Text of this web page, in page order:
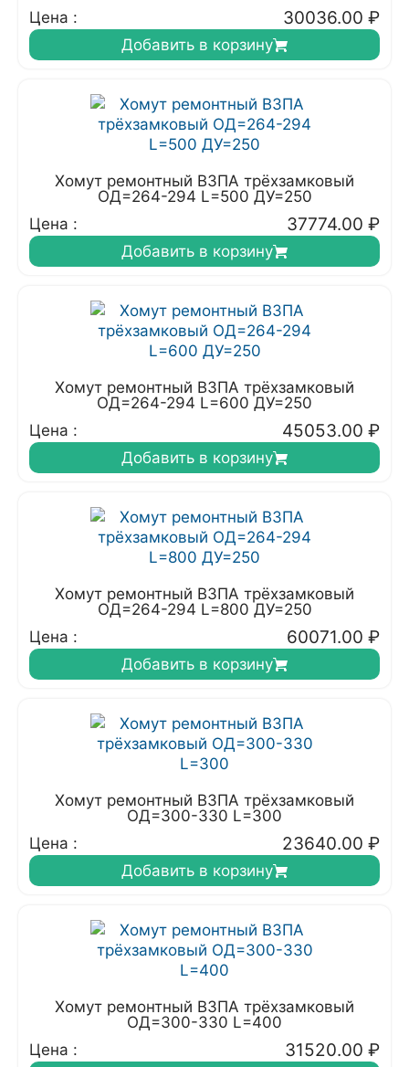
Цена :
30036.00 ₽
Добавить в корзину
Хомут ремонтный ВЗПА трёхзамковый
ОД=264-294 L=500 ДУ=250
Цена :
37774.00 ₽
Добавить в корзину
Хомут ремонтный ВЗПА трёхзамковый
ОД=264-294 L=600 ДУ=250
Цена :
45053.00 ₽
Добавить в корзину
Хомут ремонтный ВЗПА трёхзамковый
ОД=264-294 L=800 ДУ=250
Цена :
60071.00 ₽
Добавить в корзину
Хомут ремонтный ВЗПА трёхзамковый
ОД=300-330 L=300
Цена :
23640.00 ₽
Добавить в корзину
Хомут ремонтный ВЗПА трёхзамковый
ОД=300-330 L=400
Цена :
31520.00 ₽